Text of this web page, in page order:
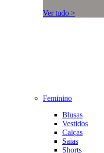
Ver tudo >
Feminino
Blusas
Vestidos
Calças
Saias
Shorts